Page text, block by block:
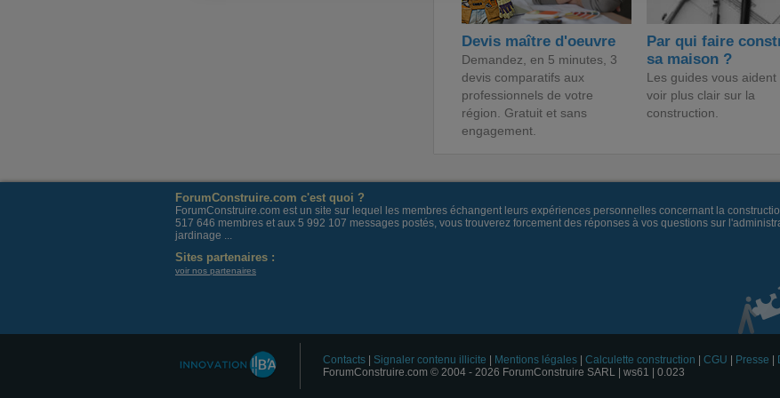
Devis maître d'oeuvre
Demandez, en 5 minutes, 3
devis comparatifs aux
professionnels de votre
région. Gratuit et sans
engagement.
Par qui faire
sa maison ?
Les guides vous aident
voir plus clair sur la
construction.
ForumConstruire.com c'est quoi ?
ForumConstruire.com est un site sur lequel les membres échangent leurs expériences personnelles concernant la
517 646 membres et aux 5 992 107 messages postés, vous trouverez forcement des réponses à vos questions sur
jardinage ...
Sites partenaires :
voir nos partenaires
Contacts Signaler contenu illicite Mentions légales Calculette construction CGU Presse
ForumConstruire.com © 2004 - 2026 ForumConstruire SARL | ws61 | 0.023